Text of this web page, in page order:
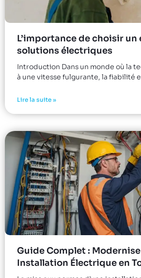
L’importance de choisir un
solutions électriques
Introduction Dans un monde où la
à une vitesse fulgurante, la fiabilité
Lire la suite »
Guide Complet :
Installation Électrique en